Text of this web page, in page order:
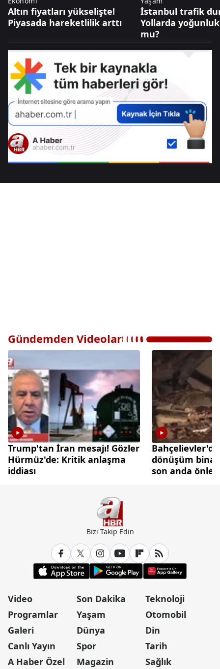
Altın fiyatları yükselişte!
Piyasada hareketlilik arttı
İstanbul trafik
Yollarda
mu?
Gündemden Videolar
Trump'tan İran mesajı! Gözler
Hürmüz'de: Kritik anlaşma
iddiası
dönüşüm
son anda
Bizi Takip Edin
Video
Programlar
Galeri
Canlı Yayın
A Haber Özel
Son Dakika
Yaşam
Dünya
Spor
Magazin
Teknoloji
Otomobil
Din
Tarih
Sağlık